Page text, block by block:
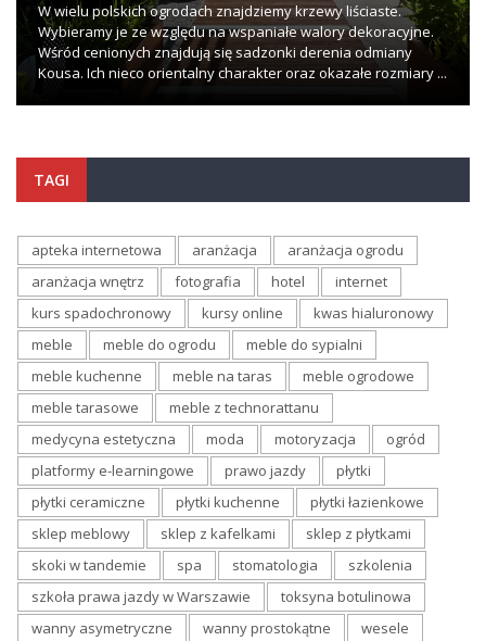
W wielu polskich ogrodach znajdziemy krzewy liściaste.
Wybieramy je ze względu na wspaniałe walory dekoracyjne.
Wśród cenionych znajdują się sadzonki derenia odmiany
Kousa. Ich nieco orientalny charakter oraz okazałe rozmiary ...
TAGI
apteka internetowa aranżacja
aranżacja ogrodu
aranżacja wnętrz
fotografia hotel
internet
kurs spadochronowy
kursy online
kwas hialuronowy
meble
meble do ogrodu
meble do sypialni
meble kuchenne
meble na taras
meble ogrodowe
meble tarasowe
meble z technorattanu
medycyna estetyczna
moda motoryzacja
ogród
platformy e-learningowe
prawo jazdy
płytki
płytki ceramiczne
płytki kuchenne
płytki łazienkowe
sklep meblowy
sklep z kafelkami
sklep z płytkami
skoki w tandemie
spa stomatologia
szkolenia
szkoła prawa jazdy w Warszawie
toksyna botulinowa
wanny asymetryczne
wanny prostokątne
wesele